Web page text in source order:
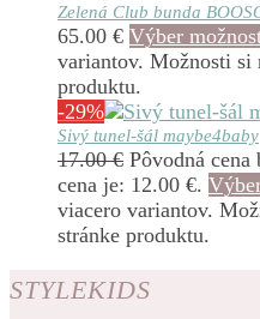
Zelená Club bunda
65.00 € Výber
variantov. Možnosti si
produktu.
-29%
Sivý tunel-šál maybe4baby
17.00€ Pôvodná
cena je: 12.00 €.
viacero variantov.
stránke produktu.
STYLEKIDS